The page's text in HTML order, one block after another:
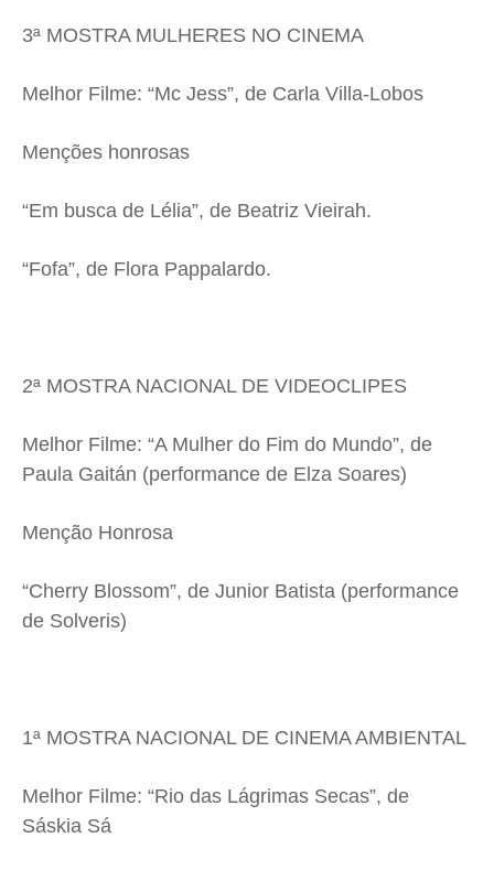
3ª MOSTRA MULHERES NO CINEMA
Melhor Filme: “Mc Jess”, de Carla Villa-Lobos
Menções honrosas
“Em busca de Lélia”, de Beatriz Vieirah.
“Fofa”, de Flora Pappalardo.
2ª MOSTRA NACIONAL DE VIDEOCLIPES
Melhor Filme: “A Mulher do Fim do Mundo”, de
Paula Gaitán (performance de Elza Soares)
Menção Honrosa
“Cherry Blossom”, de Junior Batista (performance
de Solveris)
1ª MOSTRA NACIONAL DE CINEMA AMBIENTAL
Melhor Filme: “Rio das Lágrimas Secas”, de
Sáskia Sá